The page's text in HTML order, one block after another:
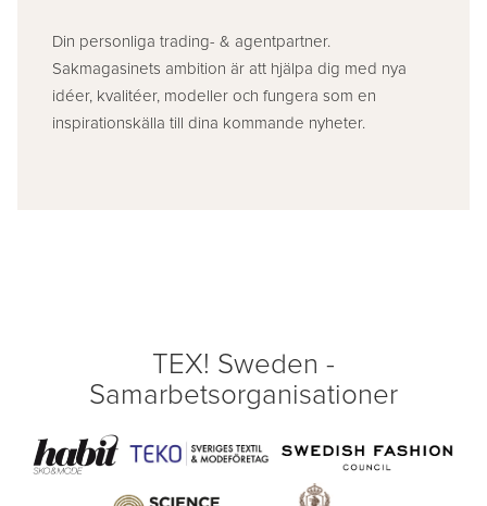
Din personliga trading- & agentpartner.
Sakmagasinets ambition är att hjälpa dig med nya
idéer, kvalitéer, modeller och fungera som en
inspirationskälla till dina kommande nyheter.
TEX! Sweden -
Samarbetsorganisationer